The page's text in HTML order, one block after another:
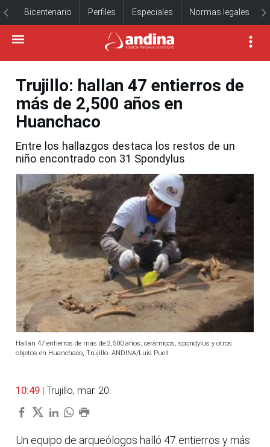
Bicentenario Perfiles Especiales Normas legales
Trujillo: hallan 47 entierros de
más de 2,500 años en
Huanchaco
Entre los hallazgos destaca los restos de un
niño encontrado con 31 Spondylus
Hallan 47 entierros de más de 2,500 años, cerámicos, spondylus y otros
objetos en Huanchaco, Trujillo. ANDINA/Luis Puell
10:49 | Trujillo, mar. 20.
Un equipo de arqueólogos halló 47 entierros y más